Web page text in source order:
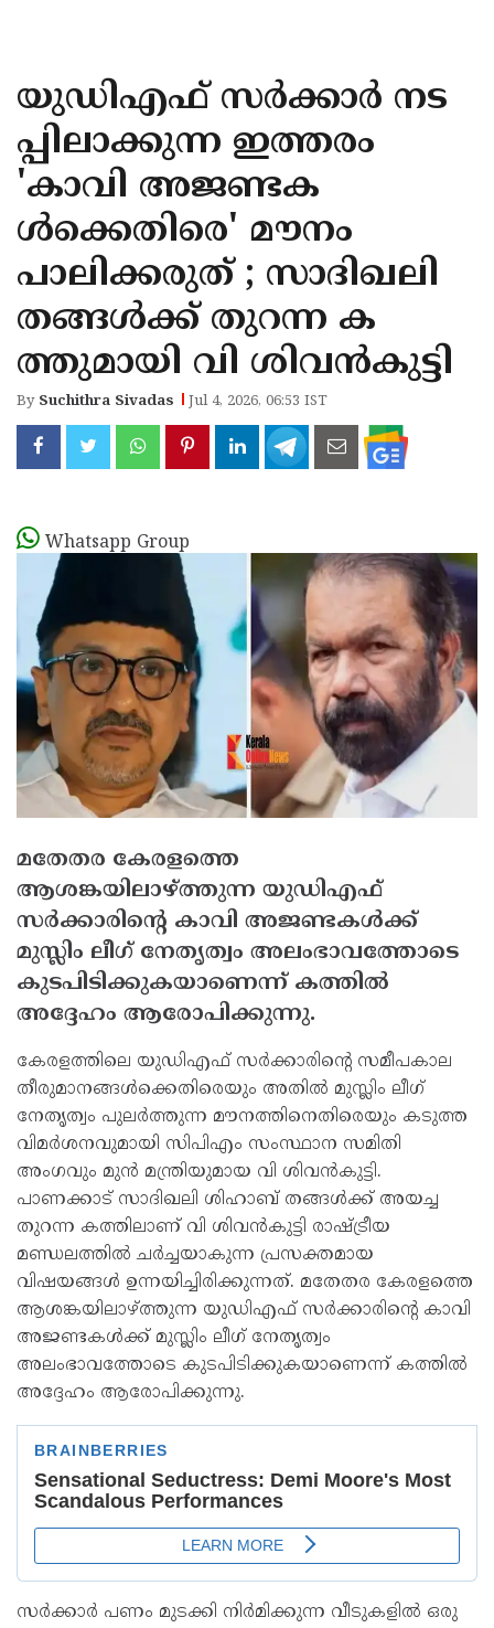
KANNUR
KASARAGOD
യുഡിഎഫ് സര്‍ക്കാര്‍ നട
പ്പിലാക്കുന്ന ഇത്തരം
'കാവി അജണ്ടക
ള്‍ക്കെതിരെ' മൗനം
പാലിക്കരുത് ; സാദിഖലി
തങ്ങള്‍ക്ക് തുറന്ന ക
ത്തുമായി വി ശിവന്‍കുട്ടി
By Suchithra Sivadas Jul 4, 2026, 06:53 IST
Whatsapp Group
മതേതര കേരളത്തെ
ആശങ്കയിലാഴ്ത്തുന്ന യുഡിഎഫ്
സര്‍ക്കാരിന്റെ കാവി അജണ്ടകള്‍ക്ക്
മുസ്ലിം ലീഗ് നേതൃത്വം അലംഭാവത്തോടെ
കുടപിടിക്കുകയാണെന്ന് കത്തില്‍
അദ്ദേഹം ആരോപിക്കുന്നു.
കേരളത്തിലെ യുഡിഎഫ് സര്‍ക്കാരിന്റെ സമീപകാല
തീരുമാനങ്ങള്‍ക്കെതിരെയും അതില്‍ മുസ്ലിം ലീഗ്
നേതൃത്വം പുലര്‍ത്തുന്ന മൗനത്തിനെതിരെയും കടുത്ത
വിമര്‍ശനവുമായി സിപിഎം സംസ്ഥാന സമിതി
അംഗവും മുന്‍ മന്ത്രിയുമായ വി ശിവന്‍കുട്ടി.
പാണക്കാട് സാദിഖലി ശിഹാബ് തങ്ങള്‍ക്ക് അയച്ച
തുറന്ന കത്തിലാണ് വി ശിവന്‍കുട്ടി രാഷ്ട്രീയ
മണ്ഡലത്തില്‍ ചര്‍ച്ചയാകുന്ന പ്രസക്തമായ
വിഷയങ്ങള്‍ ഉന്നയിച്ചിരിക്കുന്നത്. മതേതര കേരളത്തെ
ആശങ്കയിലാഴ്ത്തുന്ന യുഡിഎഫ് സര്‍ക്കാരിന്റെ കാവി
അജണ്ടകള്‍ക്ക് മുസ്ലിം ലീഗ് നേതൃത്വം
അലംഭാവത്തോടെ കുടപിടിക്കുകയാണെന്ന് കത്തില്‍
അദ്ദേഹം ആരോപിക്കുന്നു.
സര്‍ക്കാര്‍ പണം മുടക്കി നിര്‍മിക്കുന്ന വീടുകളില്‍ ഒരു